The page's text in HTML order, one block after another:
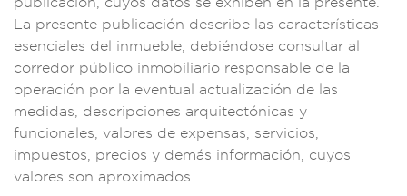
La presente publicación describe las características
esenciales del inmueble, debiéndose consultar al
corredor público inmobiliario responsable de la
operación por la eventual actualización de las
medidas, descripciones arquitectónicas y
funcionales,
valores de expensas,
servicios,
impuestos, precios y demás información, cuyos
va lores son aproximados.